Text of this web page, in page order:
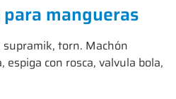
para mangueras
torn. Machón
espiga con rosca, valvula bola,